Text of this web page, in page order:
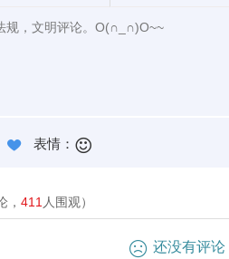
表情：
， 411 人围观）
还没有评论